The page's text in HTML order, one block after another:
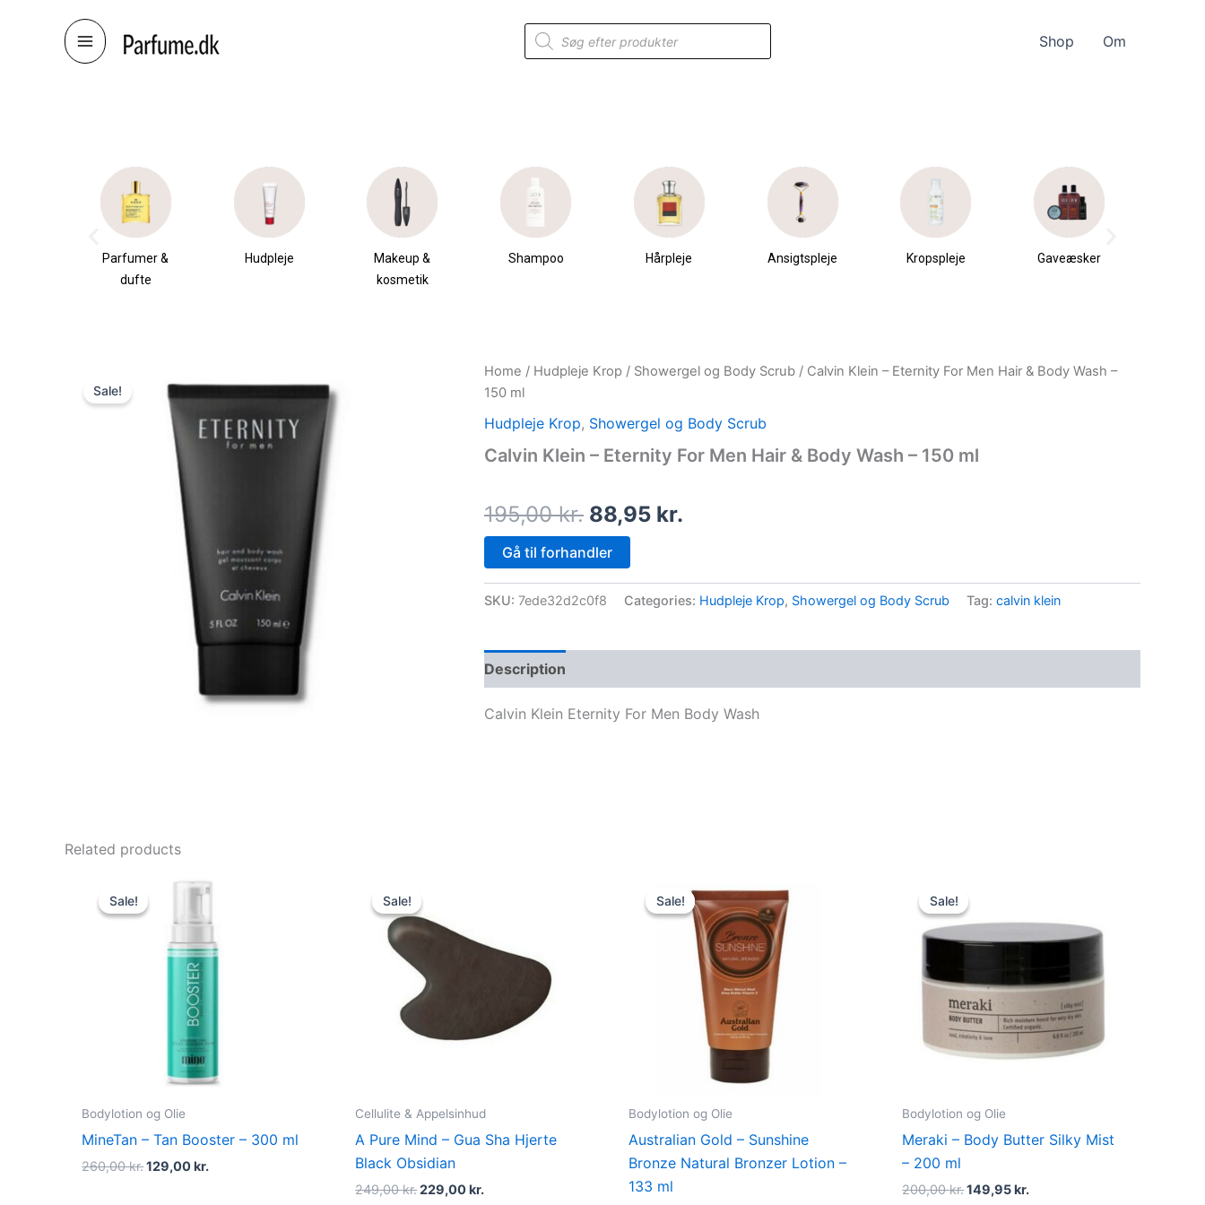
Products
search
Shop Om
Parfumer &
dufte
Hudpleje
Makeup &
kosmetik
Shampoo Hårpleje Ansigtspleje Kropspleje Gaveæsker
Sale!
Home / Hudpleje Krop / Showergel og Body Scrub / Calvin Klein – Eternity For Men Hair & Body Wash –
150 ml
Hudpleje Krop, Showergel og Body Scrub
Calvin Klein – Eternity For Men Hair & Body Wash – 150 ml
195,00kr.
Original
price
was:
88,95 kr.
Current
price
is:
Gå til forhandler
SKU: 7ede32d2c0f8 Categories: Hudpleje Krop, Showergel og Body Scrub Tag: calvin klein
Description
Calvin Klein Eternity For Men Body Wash
Related products
Sale!
Sale!
Bodylotion og Olie
MineTan – Tan Booster – 300 ml
260,00kr.
was:
260,00 kr..
129,00kr.
price
129,00 kr..
Sale!
Sale!
Cellulite & Appelsinhud
A Pure Mind – Gua Sha Hjerte
Black Obsidian
249,00kr.
was:
249,00 kr..
229,00kr.
Sale!
Sale!
Bodylotion og Olie
Australian Gold – Sunshine
Bronze Natural Bronzer Lotion –
133 ml
price
was:
149,00 kr..
price
is:
119,00 kr..
Sale!
Sale!
Bodylotion og Olie
Meraki – Body Butter Silky Mist
– 200 ml
200,00kr.
was:
200,00 kr..
149,95kr.
149,95 kr..